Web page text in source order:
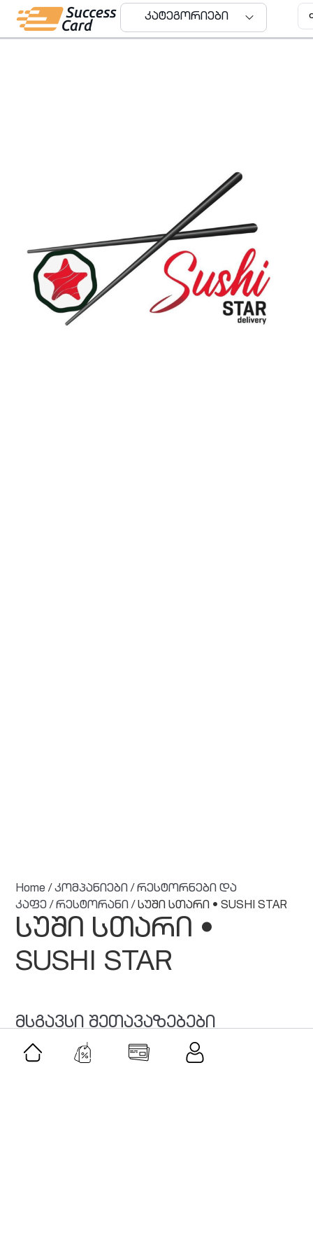
კატეგორიები
Home /კომპანიები /რესტორნები და
კაფე /რესტორანი / სუში სთარი • SUSHI STAR
სუში სთარი •
SUSHI STAR
მსგავსი შეთავაზებები